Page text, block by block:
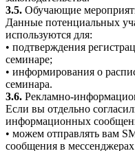
3.5. Обучающие
Данные потенциальных
используются для:
• подтверждения
семинаре;
• информирования о
семинара.
3.6. Рекламно-
Если вы отдельно
информационных
• можем отправлять вам
сообщения в